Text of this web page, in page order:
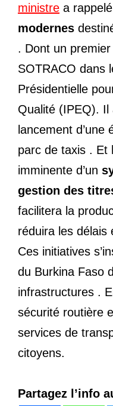
ministre a
modernes
. Dont un
SOTRACO dans
Présidentielle
Qualité (IPEQ). Il
lancement d’une
parc de taxis . Et
imminente d’un
gestion des
facilitera la
réduira les délais
Ces initiatives
du Burkina Faso
infrastructures .
sécurité routière
services de
citoyens.
Partagez l’info